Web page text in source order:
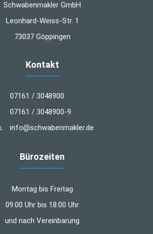
Schwabenmakler GmbH
Leonhard-Weiss-Str. 1
73037 Göppingen
Kontakt
07161 / 3048900
07161 / 3048900-9
info@schwabenmakler.de
Bürozeiten
Montag bis Freitag
09:00 Uhr bis 18:00 Uhr
und nach Vereinbarung